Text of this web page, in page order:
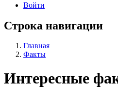
Войти
Строка навигации
Главная
Факты
Интересные